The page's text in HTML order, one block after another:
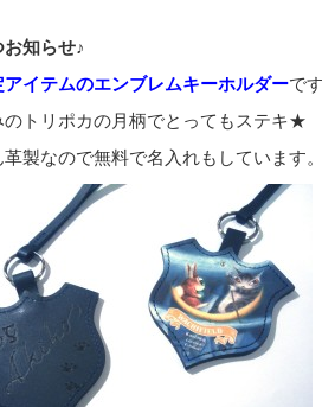
お知らせ♪
アイテムのエンブレムキーホルダーで
のトリポカの月柄でとってもステキ★
革製なので無料で名入れもしています